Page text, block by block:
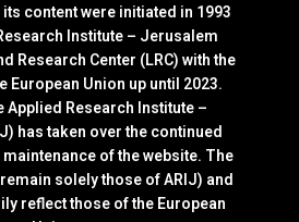
content were initiated in 1993
Institute – Jerusalem
Research Center (LRC) with the
European Union up until 2023.
Applied Research Institute –
has taken over the continued
of the website. The
solely those of ARIJ) and
reflect those of the European